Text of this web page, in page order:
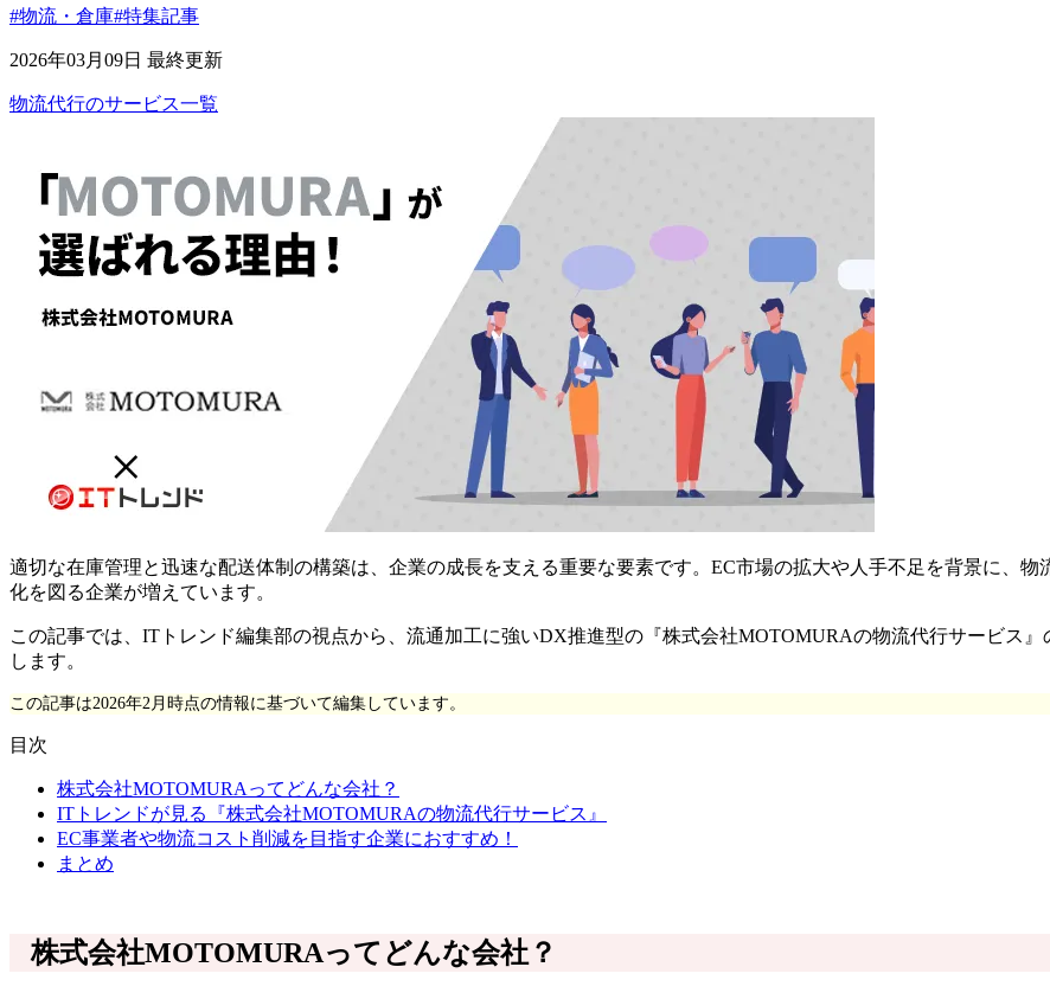
#物流・倉庫#特集記事
2026年03月09日 最終更新
物流代行のサービス一覧
適切な在庫管理と迅速な配送体制の構築は、企業の成長を支える重要な要素です。EC市場の拡大や人手不足を背景に、
化を図る企業が増えています。
この記事では、ITトレンド編集部の視点から、流通加工に強いDX推進型の『株式会社MOTOMURAの物流代行サービス
します。
この記事は2026年2月時点の情報に基づいて編集しています。
目次
株式会社MOTOMURAってどんな会社？
ITトレンドが見る『株式会社MOTOMURAの物流代行サービス』
EC事業者や物流コスト削減を目指す企業におすすめ！
まとめ
株式会社MOTOMURAってどんな会社？